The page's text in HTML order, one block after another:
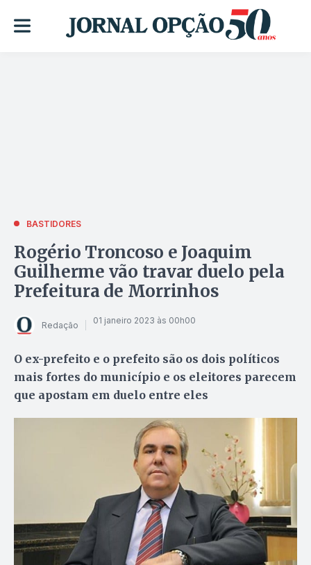
BASTIDORES
Rogério Troncoso e Joaquim
Guilherme vão travar duelo pela
Prefeitura de Morrinhos
Redação 01 janeiro 2023 às 00h00
O ex-prefeito e o prefeito são os dois políticos
mais fortes do município e os eleitores parecem
que apostam em duelo entre eles